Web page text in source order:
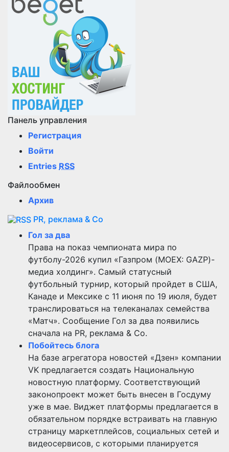
Панель управления
Регистрация
Войти
Entries RSS
Файлообмен
Архив
PR, реклама & Co
Гол за два
Права на показ чемпионата мира по
футболу-2026 купил «Газпром (MOEX: GAZP)-
медиа холдинг». Самый статусный
футбольный турнир, который пройдет в США,
Канаде и Мексике с 11 июня по 19 июля, будет
транслироваться на телеканалах семейства
«Матч». Сообщение Гол за два появились
сначала на PR, реклама & Co.
Побойтесь блога
На базе агрегатора новостей «Дзен» компании
VK предлагается создать Национальную
новостную платформу. Соответствующий
законопроект может быть внесен в Госдуму
уже в мае. Виджет платформы предлагается в
обязательном порядке встраивать на главную
страницу маркетплейсов, социальных сетей и
видеосервисов, с которыми планируется